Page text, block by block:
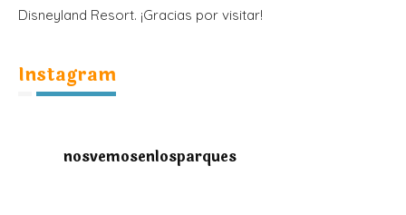
Disneyland Resort. ¡Gracias por visitar!
Instagram
nosvemosenlosparques